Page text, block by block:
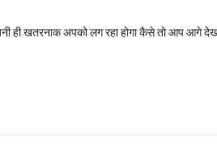
ही खतरनाक अपको लग रहा होगा कैसे तो आप आगे